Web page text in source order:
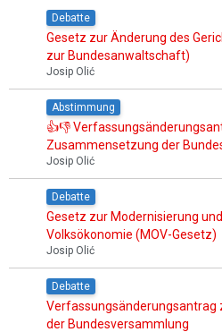
Debatte
Gesetz zur Änderung des
zur Bundesanwaltschaft)
Josip Olić
Abstimmung
👍👎
Zusammensetzung der
Josip Olić
Debatte
Gesetz zur Modernisierung
Volksökonomie (MOV-Gesetz)
Josip Olić
Debatte
Verfassungsänderungsantrag
der Bundesversammlung